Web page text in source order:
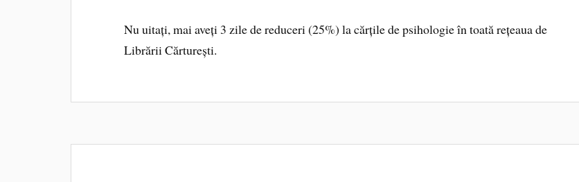
Nu uitați, mai aveți 3 zile de reduceri (25%) la cărțile de psihologie în toată rețeaua de
Librării Cărturești.